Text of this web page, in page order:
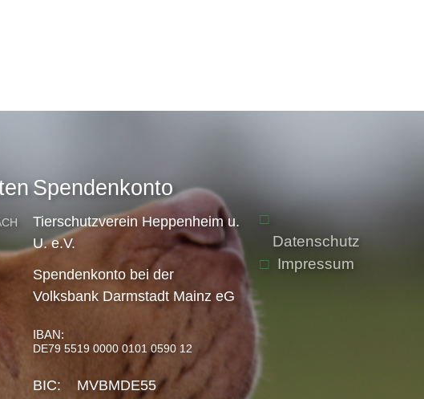
Spendenkonto
Tierschutzverein Heppenheim u.
U. e.V.
Spendenkonto bei der
Volksbank Darmstadt Mainz eG
IBAN:
DE79 5519 0000 0101 0590 12
BIC: MVBMDE55
Datenschutz
Impressum